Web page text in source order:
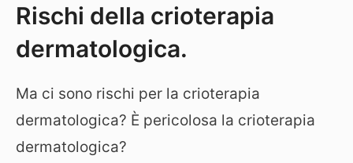
Rischi della crioterapia
dermatologica.
Ma ci sono rischi per la crioterapia
dermatologica? È pericolosa la crioterapia
dermatologica?